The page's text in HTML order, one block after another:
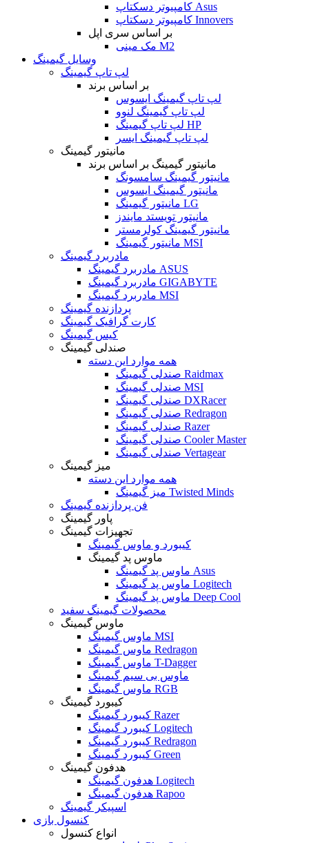
کامپیوتر دسکتاپ Asus
کامپیوتر دسکتاپ Innovers
بر اساس سری اپل
مک مینی M2
وسایل گیمینگ
لپ تاپ گیمینگ
بر اساس برند
لپ تاپ گیمینگ ایسوس
لپ تاپ گیمینگ لنوو
لپ تاپ گیمینگ HP
لپ تاپ گیمینگ ایسر
مانیتور گیمینگ
مانیتور گیمینگ بر اساس برند
مانیتور گیمینگ سامسونگ
مانیتور گیمینگ ایسوس
مانیتور گیمینگ LG
مانیتور تویستد مایندز
مانیتور گیمینگ کولرمستر
مانیتور گیمینگ MSI
مادربرد گیمینگ
مادربرد گیمینگ ASUS
مادربرد گیمینگ GIGABYTE
مادربرد گیمینگ MSI
پردازنده گیمینگ
کارت گرافیک گیمینگ
کیس گیمینگ
صندلی گیمینگ
همه موارد این دسته
صندلی گیمینگ Raidmax
صندلی گیمینگ MSI
صندلی گیمینگ DXRacer
صندلی گیمینگ Redragon
صندلی گیمینگ Razer
صندلی گیمینگ Cooler Master
صندلی گیمینگ Vertagear
میز گیمینگ
همه موارد این دسته
میز گیمینگ Twisted Minds
فن پردازنده گیمینگ
پاور گیمینگ
تجهیزات گیمینگ
کیبورد و ماوس گیمینگ
ماوس پد گیمینگ
ماوس پد گیمینگ Asus
ماوس پد گیمینگ Logitech
ماوس پد گیمینگ Deep Cool
محصولات گیمینگ سفید
ماوس گیمینگ
ماوس گیمینگ MSI
ماوس گیمینگ Redragon
ماوس گیمینگ T-Dagger
ماوس بی سیم گیمینگ
ماوس گیمینگ RGB
کیبورد گیمینگ
کیبورد گیمینگ Razer
کیبورد گیمینگ Logitech
کیبورد گیمینگ Redragon
کیبورد گیمینگ Green
هدفون گیمینگ
هدفون گیمینگ Logitech
هدفون گیمینگ Rapoo
اسپیکر گیمینگ
کنسول بازی
انواع کنسول